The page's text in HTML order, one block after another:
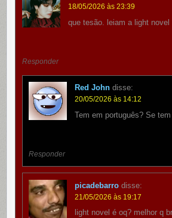
18/05/2026 às 23:39
que tesão. leiam a light novel
Responder
Red John disse:
20/05/2026 às 14:12
Tem em português? Se
Responder
picadebarro disse:
21/05/2026 às 19:17
light novel é oq? melhor q